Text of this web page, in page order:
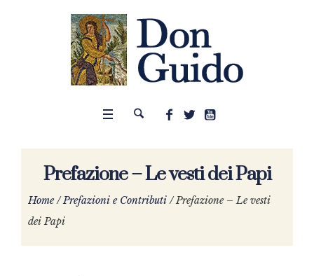
Prefazione – Le vesti dei Papi
Home /Prefazioni e Contributi /Prefazione – Le vesti
dei Papi